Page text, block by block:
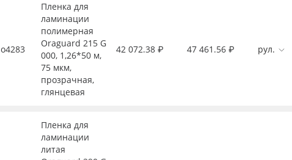
о4283
Пленка для
ламинации
полимерная
Oraguard 215 G
000, 1,26*50 м,
75 мкм,
прозрачная,
глянцевая
42 072.38 ₽ 47 461.56 ₽ рул.
Пленка для
ламинации
литая